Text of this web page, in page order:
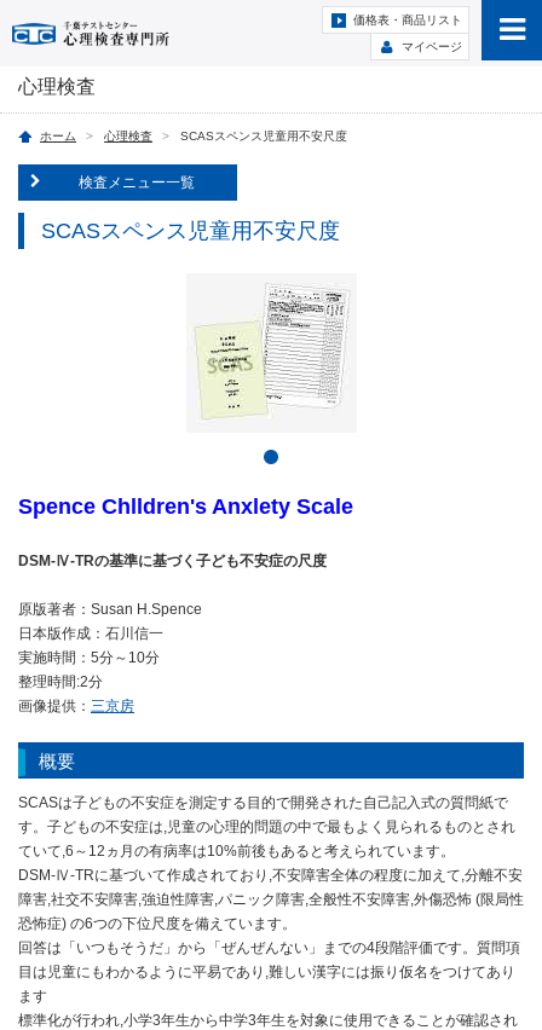
価格表・商品リスト
マイページ
心理検査
ホーム 心理検査 SCASスペンス児童用不安尺度
検査メニュー一覧
SCASスペンス児童用不安尺度
Spence Chlldren's Anxlety Scale
DSM-Ⅳ-TRの基準に基づく子ども不安症の尺度
原版著者：Susan H.Spence
日本版作成：石川信一
実施時間：5分～10分
整理時間:2分
画像提供： 三京房
概要
SCASは子どもの不安症を測定する目的で開発された自己記入式の質問紙で
す。子どもの不安症は,児童の心理的問題の中で最もよく見られるものとされ
ていて,6～12ヵ月の有病率は10%前後もあると考えられています。
DSM-Ⅳ-TRに基づいて作成されており,不安障害全体の程度に加えて,分離不安
障害,社交不安障害,強迫性障害,パニック障害,全般性不安障害,外傷恐怖 (限局性
恐怖症) の6つの下位尺度を備えています。
回答は「いつもそうだ」から「ぜんぜんない」までの4段階評価です。質問項
目は児童にもわかるように平易であり,難しい漢字には振り仮名をつけてあり
ます
標準化が行われ,小学3年生から中学3年生を対象に使用できることが確認され